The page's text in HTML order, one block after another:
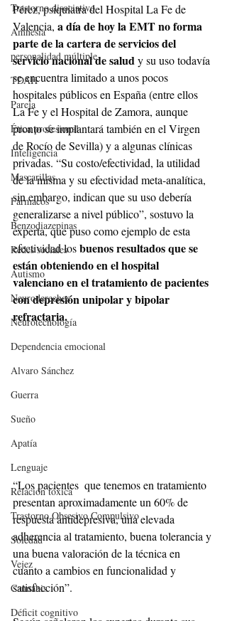
Trastorno disociativo
Amnesia
personalidad múltiple
TDAH
Pareja
Ética profesional
Inteligencia
Mascarillas
Fármacos
Benzodiazepinas
Redes sociales
Autismo
Neuroderechos
Neurotecnología
Dependencia emocional
Alvaro Sánchez
Guerra
Sueño
Apatía
Lenguaje
Relación tóxica
Trastorno Obsesivo Compulsivo
Soledad
Vejez
Cannabis
Déficit cognitivo
Pérez, psiquiatra del Hospital La Fe de
Valencia, a día de hoy la EMT no forma
parte de la cartera de servicios del
servicio nacional de salud y su uso todavía
se encuentra limitado a unos pocos
hospitales públicos en España (entre ellos
La Fe y el Hospital de Zamora, aunque
pronto se implantará también en el Virgen
de Rocío de Sevilla) y a algunas clínicas
privadas. “Su costo/efectividad, la utilidad
de la misma y su efectividad meta-analítica,
sin embargo, indican que su uso debería
generalizarse a nivel público”, sostuvo la
experta, que puso como ejemplo de esta
efectividad los buenos resultados que se
están obteniendo en el hospital
valenciano en el tratamiento de pacientes
con depresión unipolar y bipolar
refractaria.
“Los pacientes  que tenemos en tratamiento
presentan aproximadamente un 60% de
respuesta antidepresiva, una elevada
adherencia al tratamiento, buena tolerancia y
una buena valoración de la técnica en
cuanto a cambios en funcionalidad y
satisfacción”.